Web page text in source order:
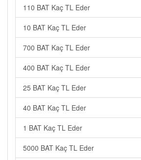
110 BAT Kaç TL Eder
10 BAT Kaç TL Eder
700 BAT Kaç TL Eder
400 BAT Kaç TL Eder
25 BAT Kaç TL Eder
40 BAT Kaç TL Eder
1 BAT Kaç TL Eder
5000 BAT Kaç TL Eder